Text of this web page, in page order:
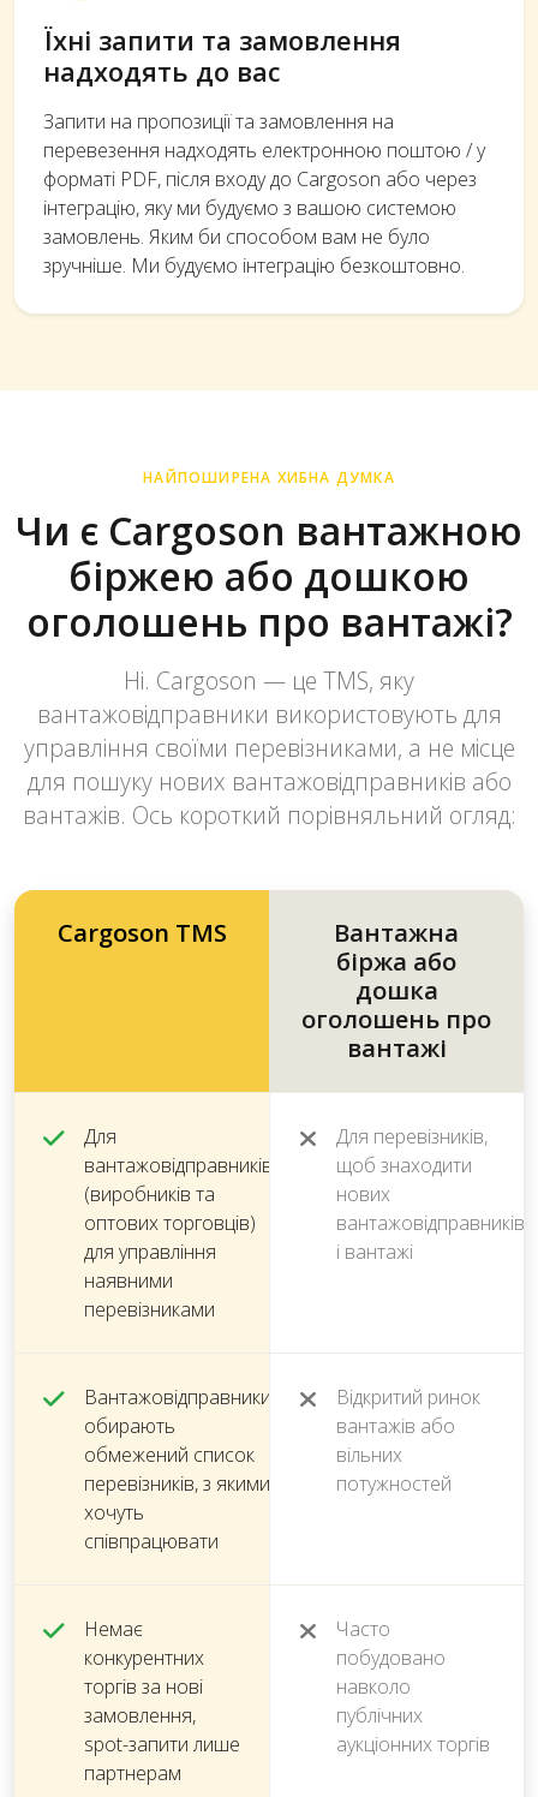
Їхні запити та замовлення
надходять до вас
Запити на пропозиції та замовлення на
перевезення надходять електронною поштою / у
форматі PDF, після входу до Cargoson або через
інтеграцію, яку ми будуємо з вашою системою
замовлень. Яким би способом вам не було
зручніше. Ми будуємо інтеграцію безкоштовно.
НАЙПОШИРЕНА ХИБНА ДУМКА
Чи є Cargoson вантажною
біржею або дошкою
оголошень про вантажі?
Ні. Cargoson — це TMS, яку
вантажовідправники використовують для
управління своїми перевізниками, а не місце
для пошуку нових вантажовідправників або
вантажів. Ось короткий порівняльний огляд:
Cargoson TMS
Вантажна
біржа або
дошка
оголошень про
вантажі
Для
вантажовідправників
(виробників та
оптових торговців)
для управління
наявними
перевізниками
Для перевізників,
щоб знаходити
нових
вантажовідправників
і вантажі
Вантажовідправники
обирають
обмежений список
перевізників, з якими
хочуть
співпрацювати
Відкритий ринок
вантажів або
вільних
потужностей
Немає
конкурентних
торгів за нові
замовлення,
spot-запити лише
партнерам
Часто
побудовано
навколо
публічних
аукціонних торгів